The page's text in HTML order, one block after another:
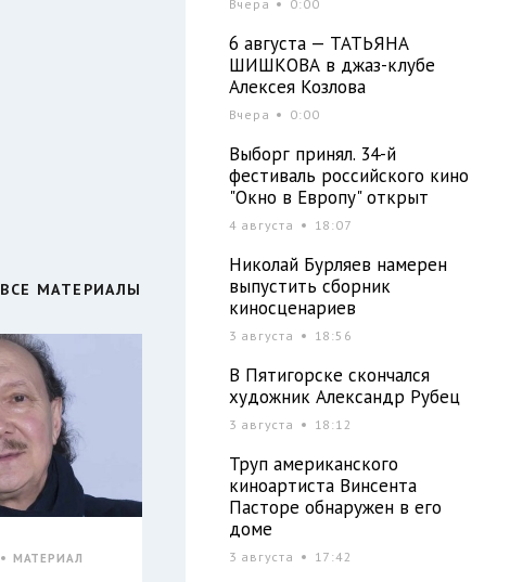
ВСЕ МАТЕРИАЛЫ
МАТЕРИАЛ
Вчера 0:00
6 августа — ТАТЬЯНА
ШИШКОВА в джаз-клубе
Алексея Козлова
Вчера 0:00
Выборг принял. 34-й
фестиваль российского кино
"Окно в Европу" открыт
4 августа 18:07
Николай Бурляев намерен
выпустить сборник
киносценариев
3 августа 18:56
В Пятигорске скончался
художник Александр Рубец
3 августа 18:12
Труп американского
киноартиста Винсента
Пасторе обнаружен в его
доме
3 августа 17:42